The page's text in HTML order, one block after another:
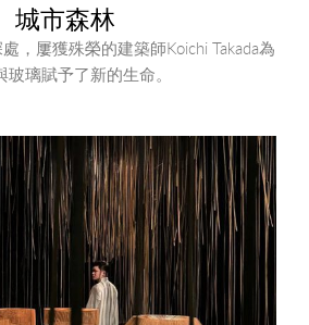
城市森林
，屢獲殊榮的建築師Koichi Takada為
玻璃賦予了新的生命。